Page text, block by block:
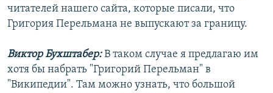
читателей нашего сайта, которые писали, что
Григория Перельмана не выпускают за границу.
Виктор Бухштабер:В таком случае я предлагаю им
хотя бы набрать "Григорий Перельман" в
"Википедии". Там можно узнать, что большой